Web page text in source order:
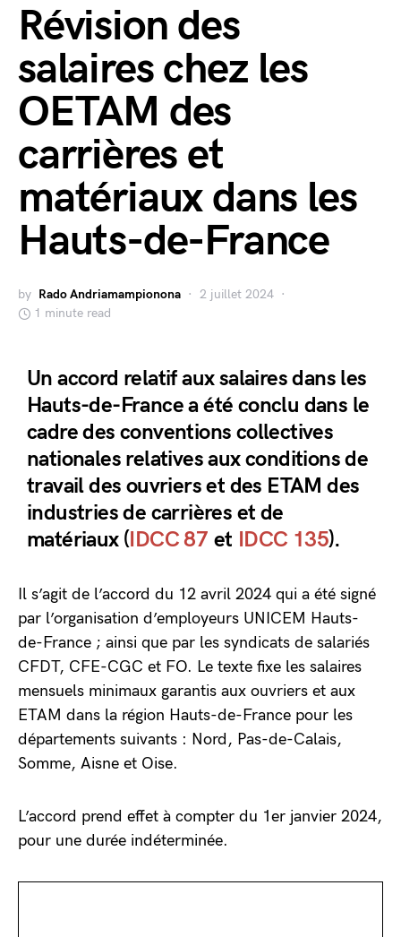
Révision des
salaires chez les
OETAM des
carrières et
matériaux dans les
Hauts-de-France
by Rado Andriamampionona
2 juillet 2024
1 minute read
Un accord relatif aux salaires dans les
Hauts-de-France a été conclu dans le
cadre des conventions collectives
nationales relatives aux conditions de
travail des ouvriers et des ETAM des
industries de carrières et de
matériaux (IDCC 87 et IDCC 135).
Il s’agit de l’accord du 12 avril 2024 qui a été signé
par l’organisation d’employeurs UNICEM Hauts-
de-France ; ainsi que par les syndicats de salariés
CFDT, CFE-CGC et FO. Le texte fixe les salaires
mensuels minimaux garantis aux ouvriers et aux
ETAM dans la région Hauts-de-France pour les
départements suivants : Nord, Pas-de-Calais,
Somme, Aisne et Oise.
L’accord prend effet à compter du 1er janvier 2024,
pour une durée indéterminée.